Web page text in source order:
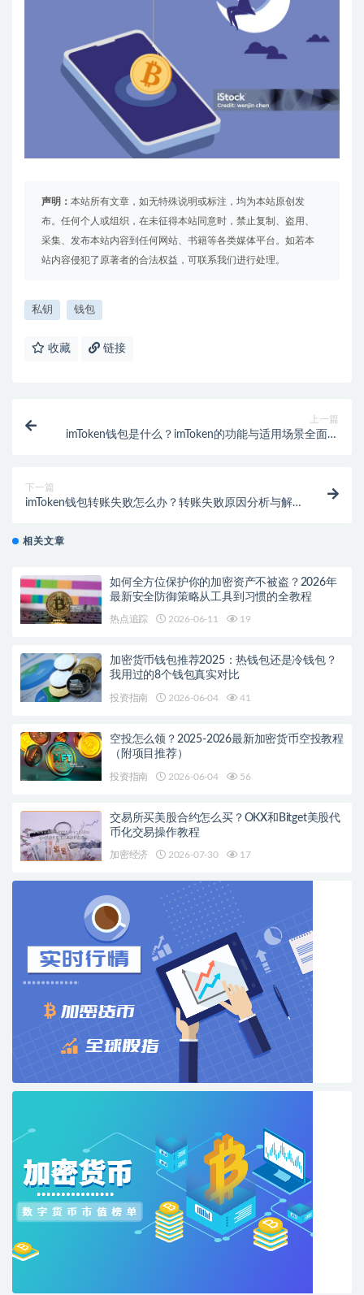
声明： 本站所有文章，如无特殊说明或标注，均为本站原创发
布。任何个人或组织，在未征得本站同意时，禁止复制、盗用、
采集、发布本站内容到任何网站、书籍等各类媒体平台。如若本
站内容侵犯了原著者的合法权益，可联系我们进行处理。
私钥 钱包
收藏 链接
上一篇
imToken钱包是什么？imToken的功能与适用场景全面解
下一篇
imToken钱包转账失败怎么办？转账失败原因分析与解
相关文章
如何全方位保护你的加密资产不被盗？2026年
最新安全防御策略从工具到习惯的全教程
热点追踪 2026-06-11 19
加密货币钱包推荐2025：热钱包还是冷钱包？
我用过的8个钱包真实对比
投资指南 2026-06-04 41
空投怎么领？2025-2026最新加密货币空投教程
（附项目推荐）
投资指南 2026-06-04 56
交易所买美股合约怎么买？OKX和Bitget美股代
币化交易操作教程
加密经济 2026-07-30 17